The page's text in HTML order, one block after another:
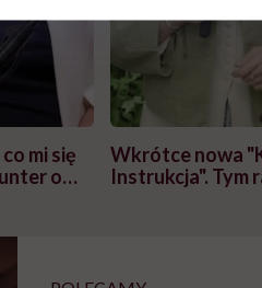
mi się
o
Wkrótce nowa
Instrukcja". Tym